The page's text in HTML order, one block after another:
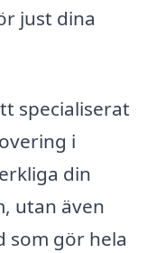
just dina
specialiserat
i
din
utan även
som gör hela